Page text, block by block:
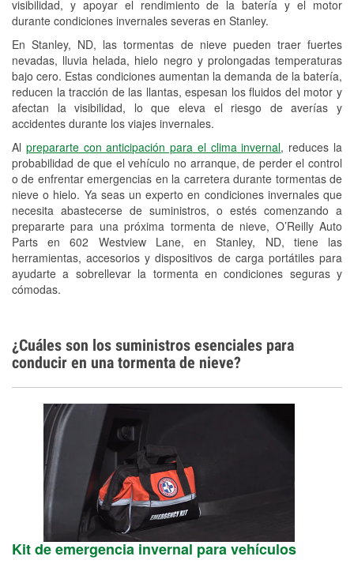
visibilidad, y apoyar el rendimiento de la batería y el motor
durante condiciones invernales severas en Stanley.
En Stanley, ND, las tormentas de nieve pueden traer fuertes
nevadas, lluvia helada, hielo negro y prolongadas temperaturas
bajo cero. Estas condiciones aumentan la demanda de la batería,
reducen la tracción de las llantas, espesan los fluidos del motor y
afectan la visibilidad, lo que eleva el riesgo de averías y
accidentes durante los viajes invernales.
Al prepararte con anticipación para el clima invernal, reduces la
probabilidad de que el vehículo no arranque, de perder el control
o de enfrentar emergencias en la carretera durante tormentas de
nieve o hielo. Ya seas un experto en condiciones invernales que
necesita abastecerse de suministros, o estés comenzando a
prepararte para una próxima tormenta de nieve, O’Reilly Auto
Parts en 602 Westview Lane, en Stanley, ND, tiene las
herramientas, accesorios y dispositivos de carga portátiles para
ayudarte a sobrellevar la tormenta en condiciones seguras y
cómodas.
Instalación de limpiaparabrisas
Programa de Préstamo de
Herramientas
Rectificación de tambores y discos de
freno
Mangueras hidráulicas a la medida
Snowstorm Supplies
Tornado Supplies
Conoce más
¿Cuáles son los suministros esenciales para
conducir en una tormenta de nieve?
Kit de emergencia invernal para vehículos